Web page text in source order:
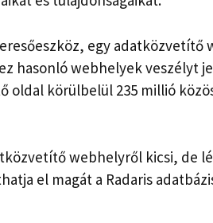
egy adatközvetítő
hasonló webhelyek veszélyt
oldal körülbelül 235 millió
webhelyről kicsi, de
el magát a Radaris